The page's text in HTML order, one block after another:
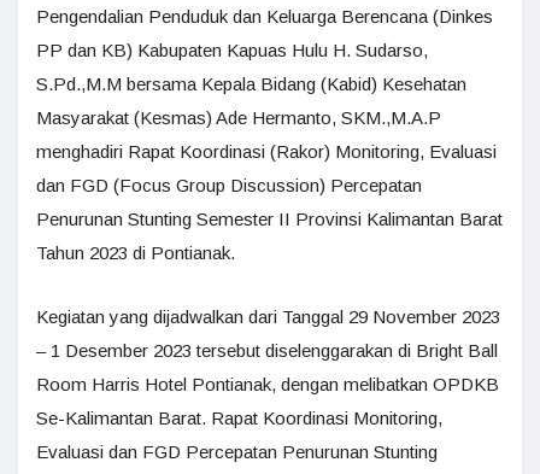
Pengendalian Penduduk dan Keluarga Berencana (Dinkes
PP dan KB) Kabupaten Kapuas Hulu H. Sudarso,
S.Pd.,M.M bersama Kepala Bidang (Kabid) Kesehatan
Masyarakat (Kesmas) Ade Hermanto, SKM.,M.A.P
menghadiri Rapat Koordinasi (Rakor) Monitoring, Evaluasi
dan FGD (Focus Group Discussion) Percepatan
Penurunan Stunting Semester II Provinsi Kalimantan Barat
Tahun 2023 di Pontianak.
Kegiatan yang dijadwalkan dari Tanggal 29 November 2023
– 1 Desember 2023 tersebut diselenggarakan di Bright Ball
Room Harris Hotel Pontianak, dengan melibatkan OPDKB
Se-Kalimantan Barat. Rapat Koordinasi Monitoring,
Evaluasi dan FGD Percepatan Penurunan Stunting